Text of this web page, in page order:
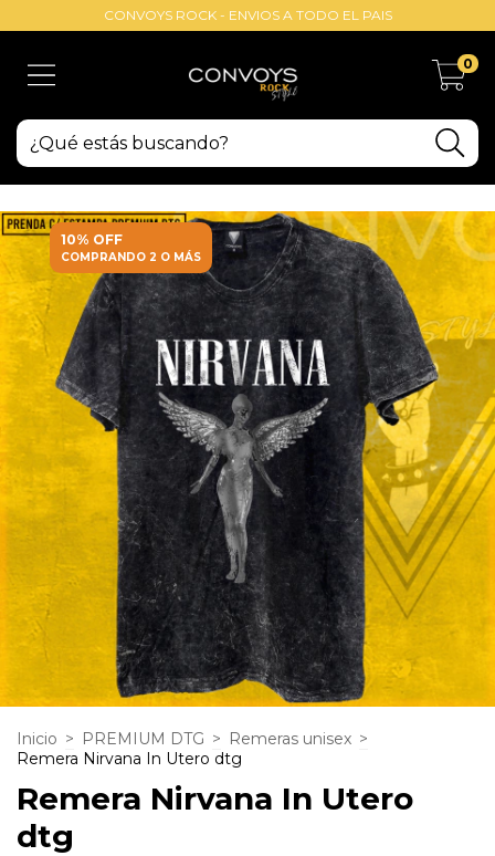
CONVOYS ROCK - ENVIOS A TODO EL PAIS
0
10% OFF
COMPRANDO 2 O MÁS
Inicio > PREMIUM DTG > Remeras unisex >
Remera Nirvana In Utero dtg
Remera Nirvana In Utero
dtg